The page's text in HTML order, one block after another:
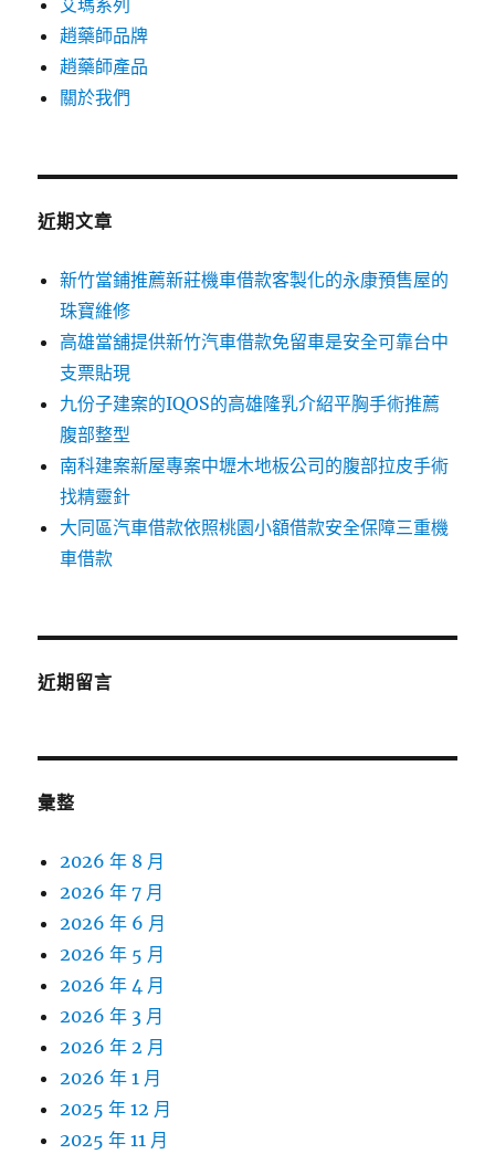
艾瑪系列
趙藥師品牌
趙藥師產品
關於我們
近期文章
新竹當鋪推薦新莊機車借款客製化的永康預售屋的
珠寶維修
高雄當舖提供新竹汽車借款免留車是安全可靠台中
支票貼現
九份子建案的IQOS的高雄隆乳介紹平胸手術推薦
腹部整型
南科建案新屋專案中壢木地板公司的腹部拉皮手術
找精靈針
大同區汽車借款依照桃園小額借款安全保障三重機
車借款
近期留言
彙整
2026 年 8 月
2026 年 7 月
2026 年 6 月
2026 年 5 月
2026 年 4 月
2026 年 3 月
2026 年 2 月
2026 年 1 月
2025 年 12 月
2025 年 11 月